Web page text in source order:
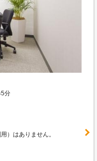
5分
）はありません。